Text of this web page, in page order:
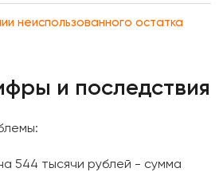
неиспользованного остатка
и последствия
544 тысячи рублей - сумма